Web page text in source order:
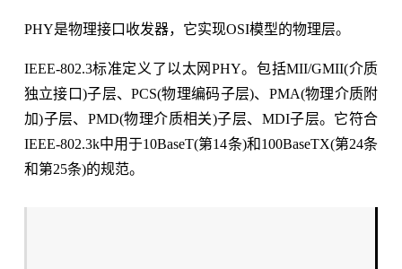
PHY是物理接口收发器，它实现OSI模型的物理层。
IEEE-802.3标准定义了以太网PHY。包括MII/GMII(介质
独立接口)子层、PCS(物理编码子层)、PMA(物理介质附
加)子层、PMD(物理介质相关)子层、MDI子层。它符合
IEEE-802.3k中用于10BaseT(第14条)和100BaseTX(第24条
和第25条)的规范。